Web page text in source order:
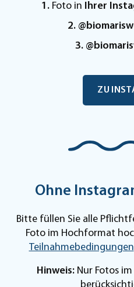
1. Foto in Ihrer
2.
3.
ZU
Ohne
Bitte füllen Sie alle
Foto im Hochformat
Teilnahmebedingungen
Hinweis: Nur Fotos